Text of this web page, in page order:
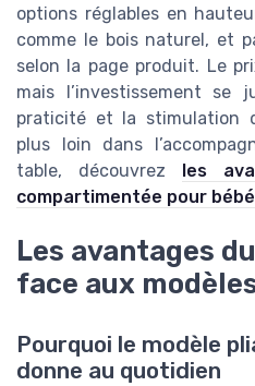
options réglables en
comme le bois naturel, et
selon la page produit. Le
mais l’investissement se
praticité et la stimulation
plus loin dans
table, découvrez les
compartimentée pour bébé
Les avantages
face aux
Pourquoi le modèle
donne au quotidien